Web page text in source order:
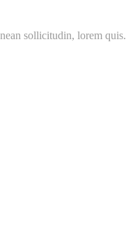
sollicitudin, lorem quis.